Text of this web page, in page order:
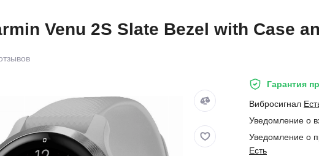
Venu 2S Slate Bezel with Case
Гарантия
Вибросигнал
Уведомление о
Уведомление о
Есть